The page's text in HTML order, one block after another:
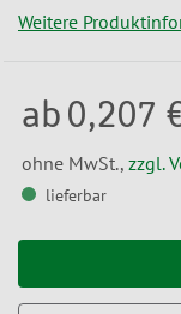
Weitere
ab 0,207
ohne MwSt., zzgl.
lieferbar